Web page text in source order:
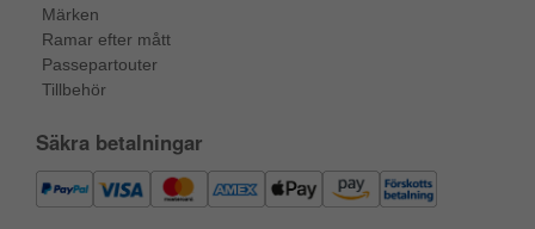
Märken
Ramar efter mått
Passepartouter
Tillbehör
Säkra betalningar